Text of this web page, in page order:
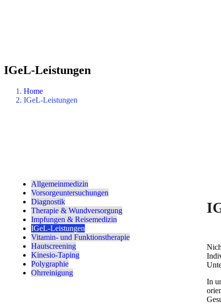
IGeL-Leistungen
Home
IGeL-Leistungen
Allgemeinmedizin
Vorsorgeuntersuchungen
Diagnostik
Therapie & Wundversorgung
Impfungen & Reisemedizin
IGeL-Leistungen
Vitamin- und Funktionstherapie
Hautscreening
Kinesio-Taping
Polygraphie
Ohrreinigung
In